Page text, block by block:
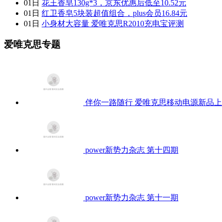
01日 花王香皂130g*3，京东优惠后低至10.52元
01日 红卫香皂5块装超值组合，plus会员16.84元
01日 小身材大容量 爱唯克思R2010充电宝评测
爱唯克思专题
伴你一路随行 爱唯克思移动电源新品
power新势力杂志 第十四期
power新势力杂志 第十一期